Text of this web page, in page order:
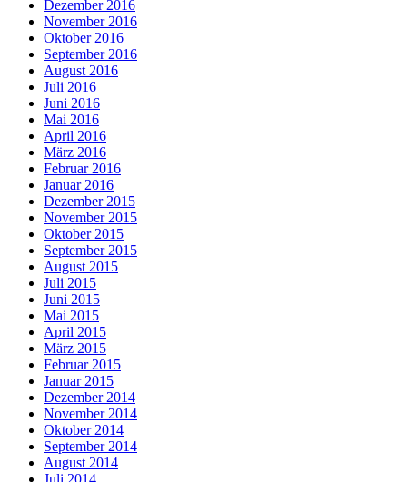
Dezember 2016
November 2016
Oktober 2016
September 2016
August 2016
Juli 2016
Juni 2016
Mai 2016
April 2016
März 2016
Februar 2016
Januar 2016
Dezember 2015
November 2015
Oktober 2015
September 2015
August 2015
Juli 2015
Juni 2015
Mai 2015
April 2015
März 2015
Februar 2015
Januar 2015
Dezember 2014
November 2014
Oktober 2014
September 2014
August 2014